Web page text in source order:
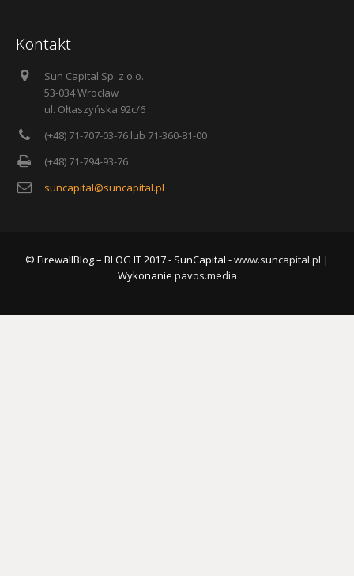
Kontakt
Sun Capital Sp. z o.o.
53-034 Wrocław
ul. Ołtaszyńska 92c/6
(+48) 71-707-03-76 lub 71-360-81-00
(+48) 71-794-93-76
suncapital@suncapital.pl
© FirewallBlog – BLOG IT 2017 - SunCapital -www.suncapital.pl |
Wykonanie pavos.media